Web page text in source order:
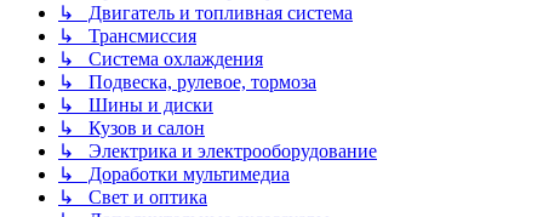
↳ Двигатель и топливная система
↳ Трансмиссия
↳ Система охлаждения
↳ Подвеска, рулевое, тормоза
↳ Шины и диски
↳ Кузов и салон
↳ Электрика и электрооборудование
↳ Доработки мультимедиа
↳ Свет и оптика